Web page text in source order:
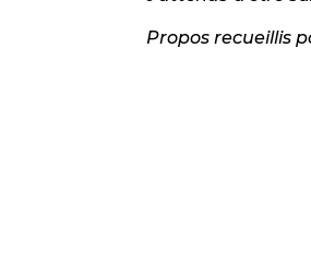
Propos recueillis